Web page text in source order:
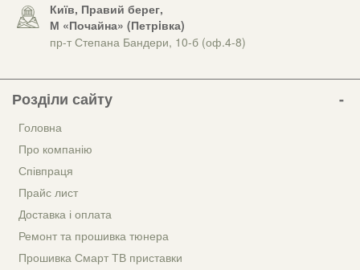
Київ, Правий берег,
М «Почайна» (Петрiвка)
пр-т Степана Бандери, 10-б (оф.4-8)
Розділи сайту
Головна
Про компанію
Співпраця
Прайс лист
Доставка і оплата
Ремонт та прошивка тюнера
Прошивка Смарт ТВ приставки